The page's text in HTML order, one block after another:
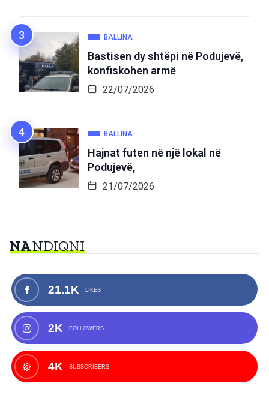
BALLINA
Bastisen dy shtëpi në Podujevë,
konfiskohen armë
22/07/2026
BALLINA
Hajnat futen në një lokal në
Podujevë,
21/07/2026
NANDIQNI
21.1K LIKES
2K FOLLOWERS
4K SUBSCRIBERS